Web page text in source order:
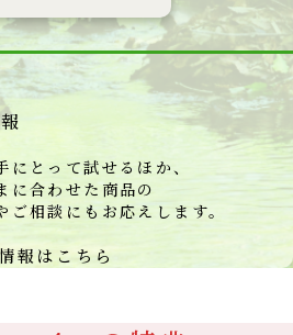
にとって試せるほか、
に合わせた商品の
ご相談にもお応えします。
報はこちら